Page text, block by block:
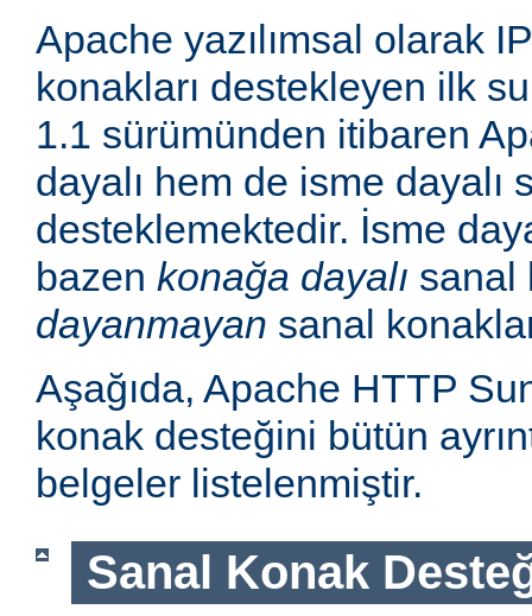
Apache yazılımsal olarak
konakları destekleyen ilk
1.1 sürümünden itibaren
dayalı hem de isme dayalı
desteklemektedir. İsme
bazen konağa dayalı sanal
dayanmayan sanal
Aşağıda, Apache HTTP
konak desteğini bütün
belgeler listelenmiştir.
Sanal Konak